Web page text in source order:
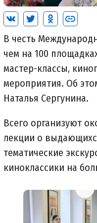
В честь
чем на 100
мастер-классы,
мероприятия. Об
Наталья Сергунина.
Всего организуют
лекции о
тематические
киноклассики на